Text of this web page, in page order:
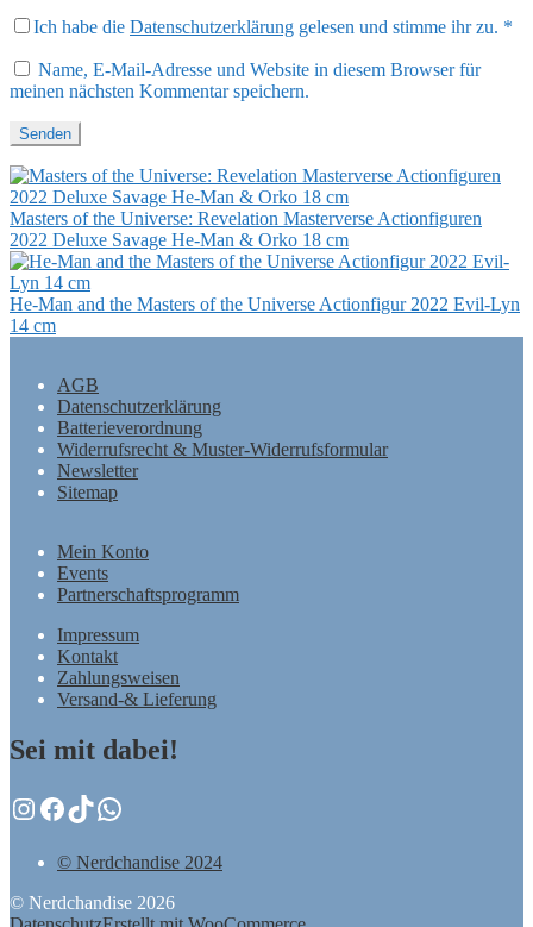
Ich habe die Datenschutzerklärung gelesen und stimme ihr zu. *
Name, E-Mail-Adresse und Website in diesem Browser für
meinen nächsten Kommentar speichern.
Masters of the Universe: Revelation Masterverse Actionfiguren
2022 Deluxe Savage He-Man & Orko 18 cm
He-Man and the Masters of the Universe Actionfigur 2022 Evil-Lyn
14 cm
AGB
Datenschutzerklärung
Batterieverordnung
Widerrufsrecht & Muster-Widerrufsformular
Newsletter
Sitemap
Mein Konto
Events
Partnerschaftsprogramm
Impressum
Kontakt
Zahlungsweisen
Versand-& Lieferung
Sei mit dabei!
Instagram
Facebook
TikTok
WhatsApp
© Nerdchandise 2024
© Nerdchandise 2026